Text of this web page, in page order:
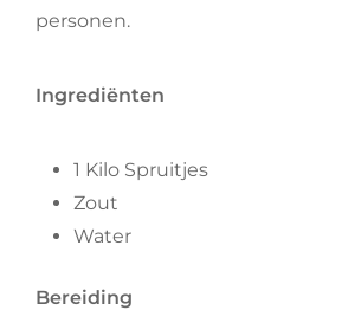
personen.
Ingrediënten
1 Kilo Spruitjes
Zout
Water
Bereiding